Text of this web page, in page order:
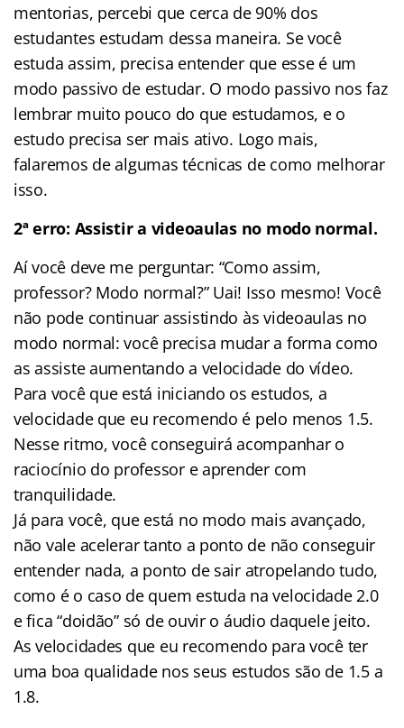
mentorias, percebi que cerca de 90% dos
estudantes estudam dessa maneira. Se você
estuda assim, precisa entender que esse é um
modo passivo de estudar. O modo passivo nos faz
lembrar muito pouco do que estudamos, e o
estudo precisa ser mais ativo. Logo mais,
falaremos de algumas técnicas de como melhorar
isso.
2ª erro: Assistir a videoaulas no modo normal.
Aí você deve me perguntar: “Como assim,
professor? Modo normal?” Uai! Isso mesmo! Você
não pode continuar assistindo às videoaulas no
modo normal: você precisa mudar a forma como
as assiste aumentando a velocidade do vídeo.
Para você que está iniciando os estudos, a
velocidade que eu recomendo é pelo menos 1.5.
Nesse ritmo, você conseguirá acompanhar o
raciocínio do professor e aprender com
tranquilidade.
Já para você, que está no modo mais avançado,
não vale acelerar tanto a ponto de não conseguir
entender nada, a ponto de sair atropelando tudo,
como é o caso de quem estuda na velocidade 2.0
e fica “doidão” só de ouvir o áudio daquele jeito.
As velocidades que eu recomendo para você ter
uma boa qualidade nos seus estudos são de 1.5 a
1.8.